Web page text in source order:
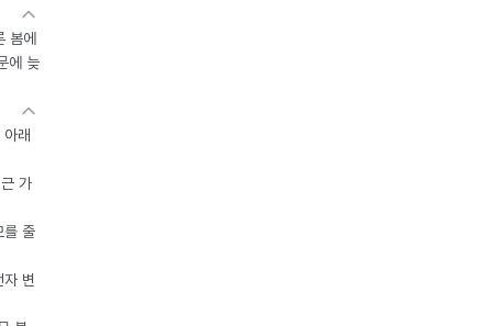
봄에
에 늦
래
가
를 줄
변